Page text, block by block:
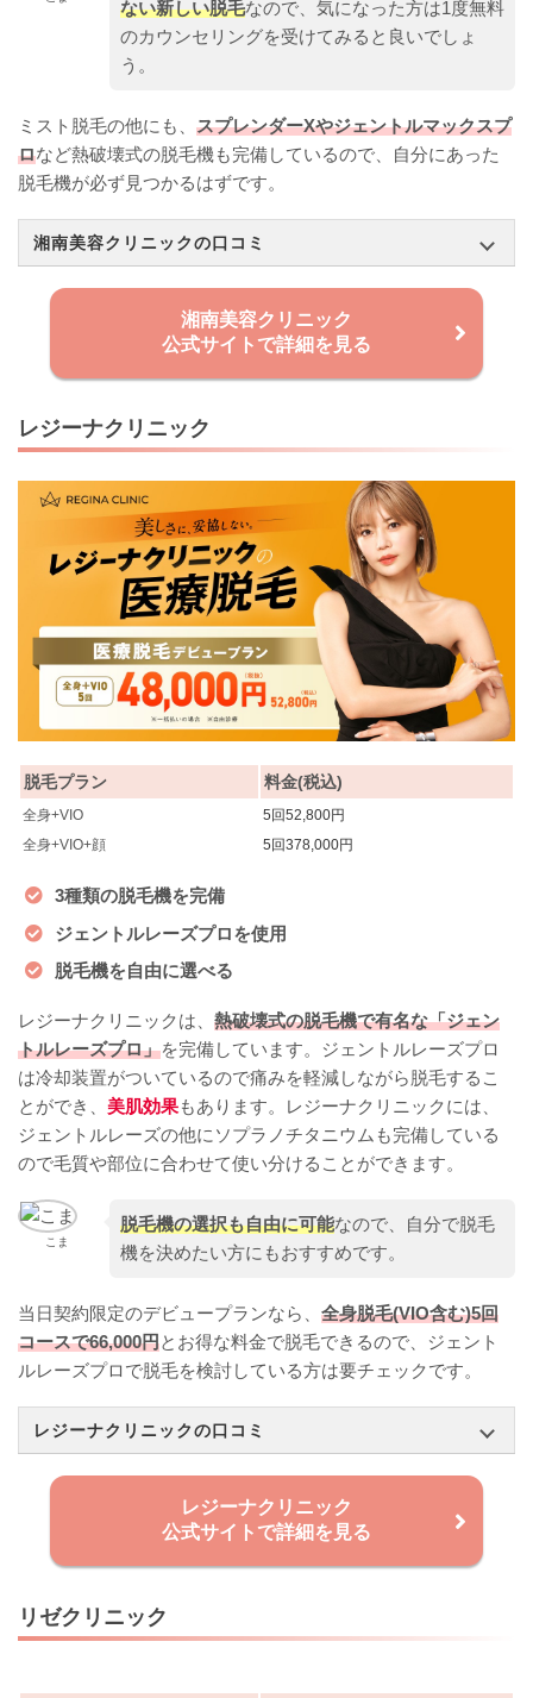
ない新しい脱毛なので、気になった方は1度無料
のカウンセリングを受けてみると良いでしょ
う。
ミスト脱毛の他にも、 スプレンダーXやジェントルマックスプ
ロなど熱破壊式の脱毛機も完備しているので、自分にあった
脱毛機が必ず見つかるはずです。
湘南美容クリニックの口コミ
湘南美容クリニック
公式サイトで詳細を見る
レジーナクリニック
脱毛プラン 料金(税込)
全身+VIO
5回52,800円
全身+VIO+顔
5回378,000円
3種類の脱毛機を完備
ジェントルレーズプロを使用
脱毛機を自由に選べる
レジーナクリニックは、 熱破壊式の脱毛機で有名な「ジェン
トルレーズプロ」を完備しています。ジェントルレーズプロ
は冷却装置がついているので痛みを軽減しながら脱毛するこ
とができ、 美肌効果もあります。レジーナクリニックには、
ジェントルレーズの他にソプラノチタニウムも完備している
ので毛質や部位に合わせて使い分けることができます。
こま
脱毛機の選択も自由に可能なので、自分で脱毛
機を決めたい方にもおすすめです。
当日契約限定のデビュープランなら、 全身脱毛(VIO含む)5回
コースで66,000円とお得な料金で脱毛できるので、ジェント
ルレーズプロで脱毛を検討している方は要チェックです。
レジーナクリニックの口コミ
レジーナクリニック
公式サイトで詳細を見る
リゼクリニック